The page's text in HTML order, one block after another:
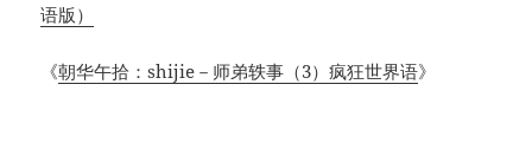
语版）
《朝华午拾：shijie－师弟轶事（3）疯狂世界语》